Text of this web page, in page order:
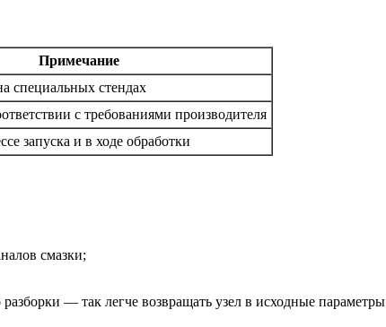
Примечание
специальных стендах
с требованиями производителя
запуска и в ходе обработки
смазки;
— так легче возвращать узел в исходные